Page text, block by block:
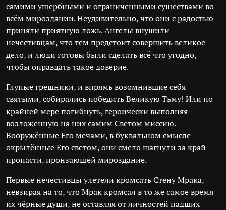
самими ущербными и ограниченными существами во
всём мироздании. Неудивительно, что они с радостью
приняли приятную ложь. Ангелы внушили
нечестивцам, что тем предстоит совершить великое
дело, и люди готовы были сделать всё что угодно,
чтобы оправдать такое доверие.
Глупые грешники, и впрямь возомнившие себя
святыми, собирались победить Великую Тьму! Или по
крайней мере погибнуть, героически выполняя
возложенную на них самим Светом миссию.
Вооружённые Его мечами, в буквальном смысле
окрылённые Его светом, они смело шагнули за край
пропасти, пронзающей мироздание.
Первые нечестивцы улетели кромсать Стену Мрака,
невзирая на то, что Мрак кромсал в то же самое время
их чёрные души, не оставляя от личностей падших